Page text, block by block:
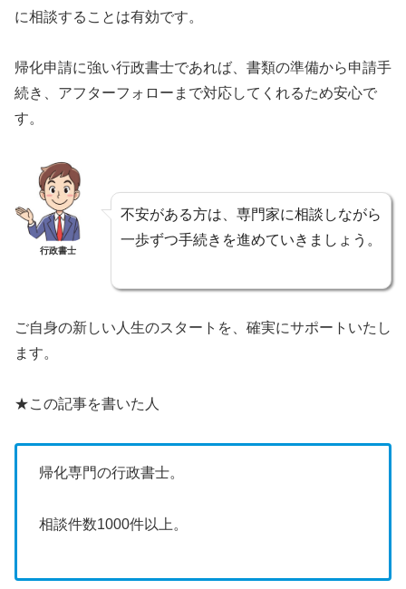
に相談することは有効です。
帰化申請に強い行政書士であれば、書類の準備から申請手
続き、アフターフォローまで対応してくれるため安心で
す。
行政書士
不安がある方は、専門家に相談しながら
一歩ずつ手続きを進めていきましょう。
ご自身の新しい人生のスタートを、確実にサポートいたし
ます。
★この記事を書いた人
帰化専門の行政書士。
相談件数1000件以上。